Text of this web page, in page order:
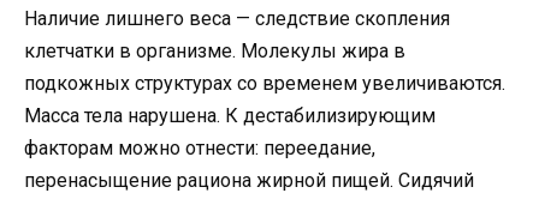
Наличие лишнего веса — следствие скопления
клетчатки в организме. Молекулы жира в
подкожных структурах со временем увеличиваются.
Масса тела нарушена. К дестабилизирующим
факторам можно отнести: переедание,
перенасыщение рациона жирной пищей. Сидячий